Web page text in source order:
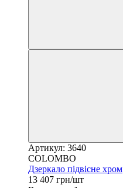
Артикул: 3640
COLOMBO
Дзеркало підвісне хром
13 407 грн/шт